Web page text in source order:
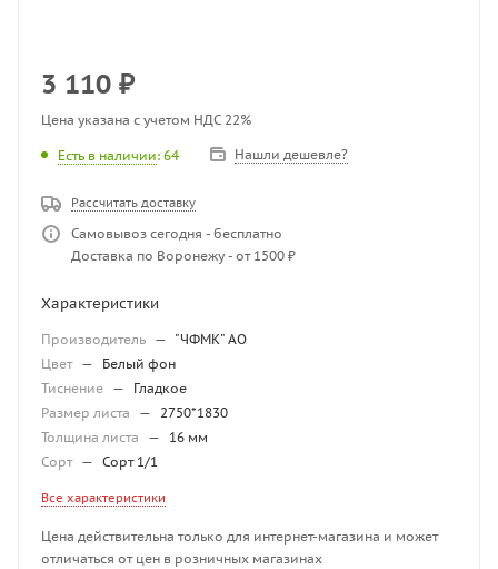
3 110 ₽
Цена указана с учетом НДС 22%
Есть в наличии: 64 Нашли дешевле?
Рассчитать доставку
Самовывоз сегодня - бесплатно
Доставка по Воронежу - от 1500 ₽
Характеристики
Производитель — "ЧФМК" АО
Цвет —
Белый фон
Тиснение —
Гладкое
Размер листа
— 2750*1830
Толщина листа
—
16 мм
Сорт — Сорт 1/1
Все характеристики
Цена действительна только для интернет-магазина и может
отличаться от цен в розничных магазинах